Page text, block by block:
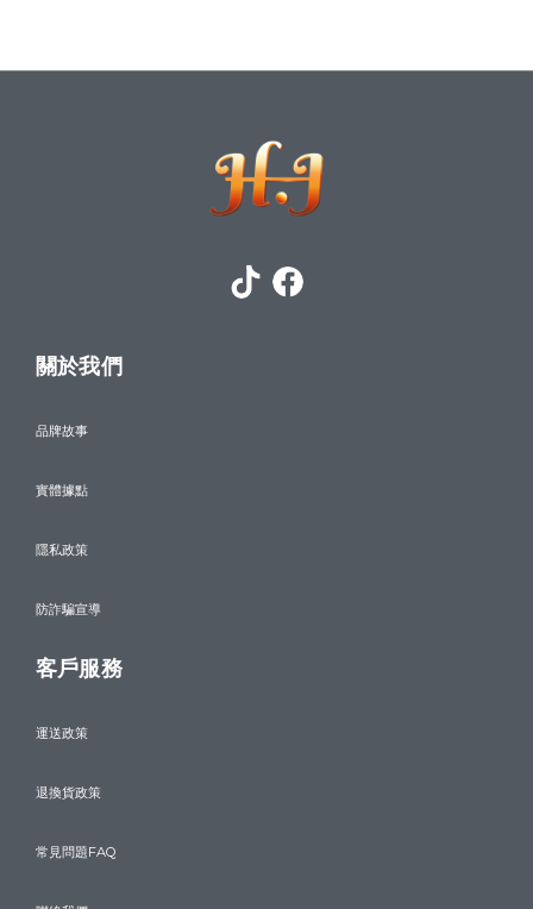
關於我們
品牌故事
實體據點
隱私政策
防詐騙宣導
客戶服務
運送政策
退換貨政策
常見問題FAQ